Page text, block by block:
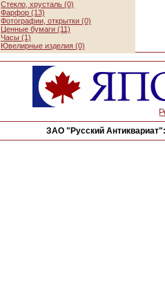
Стекло, хрусталь (0)
Фарфор (13)
Фотографии, открытки (0)
Ценные бумаги (11)
Часы (1)
Ювелирные изделия (0)
ЗАО "Русский Антиквариат":